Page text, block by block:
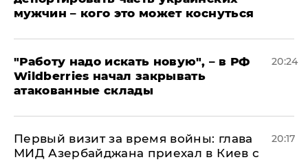
мужчин – кого это может коснуться
"Работу надо искать новую", – в РФ
Wildberries начал закрывать
атакованные склады
20:24
Первый визит за время войны: глава
МИД Азербайджана приехал в Киев с
20:17